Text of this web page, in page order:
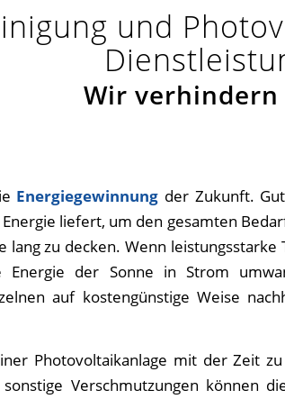
und
Wir
Energiegewinnung der Zukunft.
Energie liefert, um den gesamten
zu decken. Wenn leistungsstarke
Energie der Sonne in Strom
auf kostengünstige Weise
Photovoltaikanlage mit der Zeit
Verschmutzungen können